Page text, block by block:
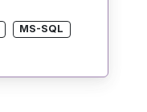
MS-SQL